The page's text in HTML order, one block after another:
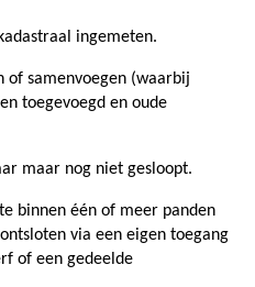
ingemeten.
of samenvoegen (waarbij
toegevoegd en oude
maar nog niet gesloopt.
binnen één of meer panden
via een eigen toegang
of een gedeelde